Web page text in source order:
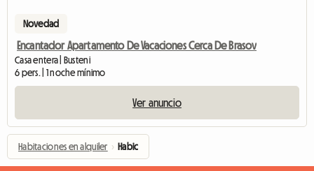
Novedad
Encantador Apartamento De Vacaciones Cerca De Brasov
Casa entera | Busteni
6 pers. | 1 noche mínimo
Ver anuncio
Habitaciones en alquiler › Habic